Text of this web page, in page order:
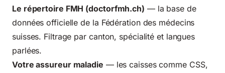
Le répertoire FMH (doctorfmh.ch) — la base de
données officielle de la Fédération des médecins
suisses. Filtrage par canton, spécialité et langues
parlées.
Votre assureur maladie — les caisses comme CSS,